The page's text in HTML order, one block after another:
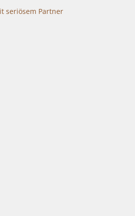
seriösem Partner